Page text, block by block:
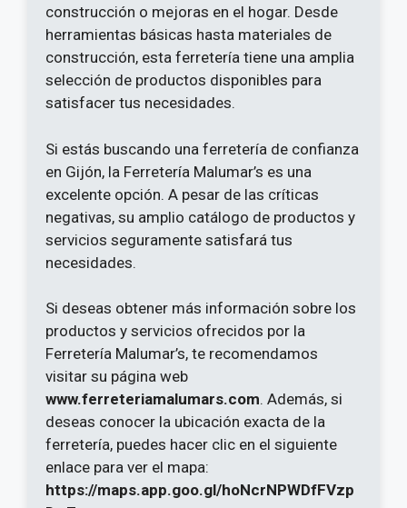
construcción o mejoras en el hogar. Desde
herramientas básicas hasta materiales de
construcción, esta ferretería tiene una amplia
selección de productos disponibles para
satisfacer tus necesidades.
Si estás buscando una ferretería de confianza
en Gijón, la Ferretería Malumar’s es una
excelente opción. A pesar de las críticas
negativas, su amplio catálogo de productos y
servicios seguramente satisfará tus
necesidades.
Si deseas obtener más información sobre los
productos y servicios ofrecidos por la
Ferretería Malumar’s, te recomendamos
visitar su página web
www.ferreteriamalumars.com. Además, si
deseas conocer la ubicación exacta de la
ferretería, puedes hacer clic en el siguiente
enlace para ver el mapa:
https://maps.app.goo.gl/hoNcrNPWDfFVzp